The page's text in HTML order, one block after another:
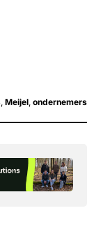
, Meijel, ondernemers